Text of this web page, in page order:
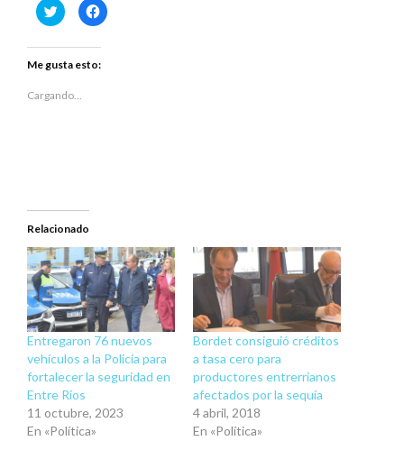
Haz
clic
en
Twitter
(Se
en
Haz
clic
Me gusta esto:
Cargando...
Relacionado
Entregaron 76 nuevos
vehículos a la Policía para
fortalecer la seguridad en
Entre Ríos
11 octubre, 2023
En «Política»
Bordet consiguió créditos
a tasa cero para
productores entrerrianos
afectados por la sequía
4 abril, 2018
En «Política»